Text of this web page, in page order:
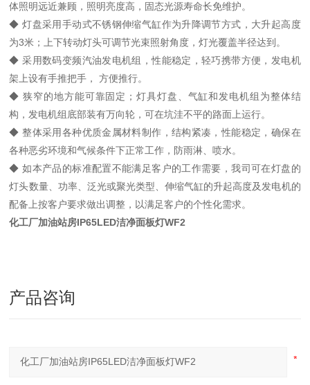
体照明远近兼顾，照明亮度高，固态光源寿命长免维护。
◆ 灯盘采用手动式不锈钢伸缩气缸作为升降调节方式，大升起高度
为3米；上下转动灯头可调节光束照射角度，灯光覆盖半径达到。
◆ 采用数码变频汽油发电机组，性能稳定，轻巧携带方便，发电机
架上设有手推把手， 方便推行。
◆ 狭窄的地方能可靠固定；灯具灯盘、气缸和发电机组为整体结
构，发电机组底部装有万向轮，可在坑洼不平的路面上运行。
◆ 整体采用各种优质金属材料制作，结构紧凑，性能稳定，确保在
各种恶劣环境和气候条件下正常工作，防雨淋、喷水。
◆ 如本产品的标准配置不能满足客户的工作需要，我司可在灯盘的
灯头数量、功率、泛光或聚光类型、伸缩气缸的升起高度及发电机的
配备上按客户要求做出调整，以满足客户的个性化需求。
化工厂加油站房IP65LED洁净面板灯WF2
产品咨询